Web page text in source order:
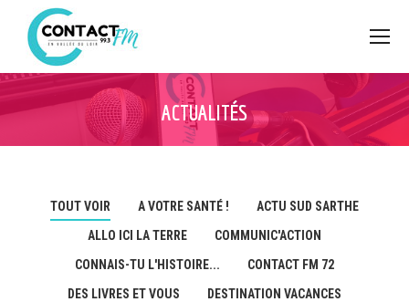
ACTUALITÉS
TOUT VOIR A VOTRE SANTÉ !
ACTU SUD SARTHE
ALLO ICI LA TERRE
COMMUNIC'ACTION
CONNAIS-TU L'HISTOIRE...
CONTACT FM 72
DES LIVRES ET VOUS
DESTINATION VACANCES